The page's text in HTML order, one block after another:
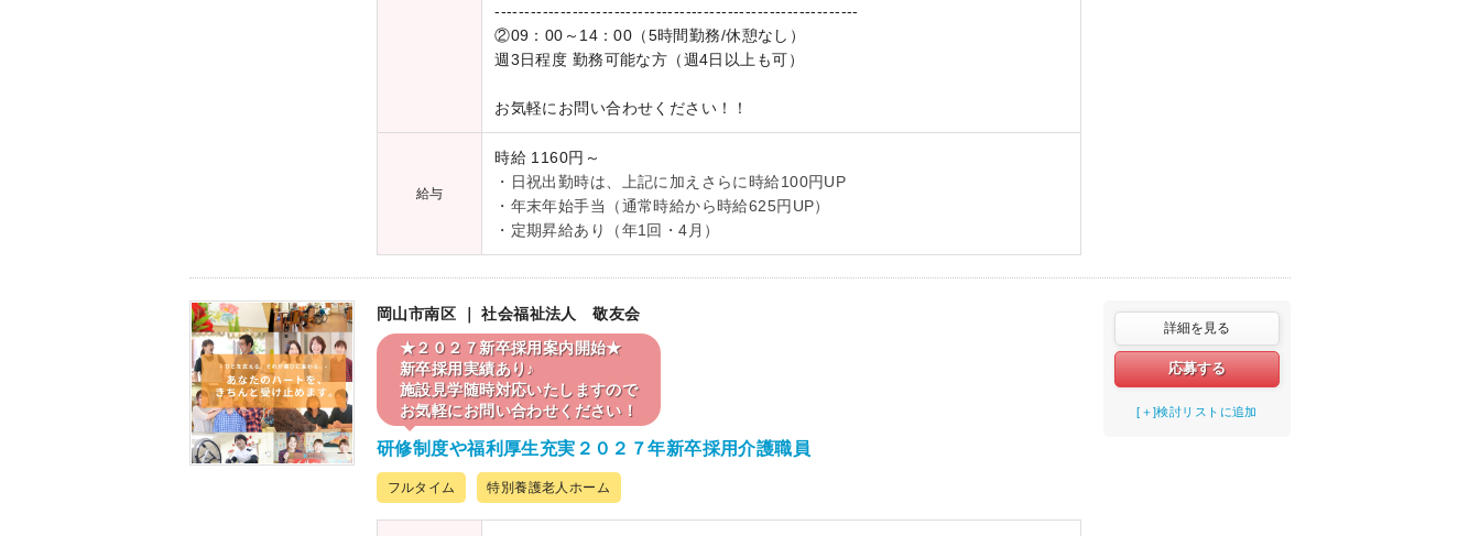
-------------------------------------------------------------
②09：00～14：00（5時間勤務/休憩なし）
週3日程度 勤務可能な方（週4日以上も可）
お気軽にお問い合わせください！！
給与
時給 1160円～
・日祝出勤時は、上記に加えさらに時給100円UP
・年末年始手当（通常時給から時給625円UP）
・定期昇給あり（年1回・4月）
岡山市南区 ｜ 社会福祉法人 敬友会
★２０２７新卒採用案内開始★
新卒採用実績あり♪
施設見学随時対応いたしますので
お気軽にお問い合わせください！
研修制度や福利厚生充実２０２７年新卒採用介護職員
フルタイム 特別養護老人ホーム
詳細を見る
応募する
[＋]検討リストに追加